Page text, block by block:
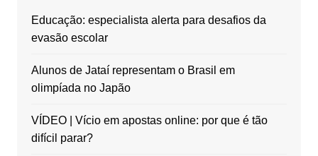
Educação: especialista alerta para desafios da
evasão escolar
Alunos de Jataí representam o Brasil em
olimpíada no Japão
VÍDEO | Vício em apostas online: por que é tão
difícil parar?